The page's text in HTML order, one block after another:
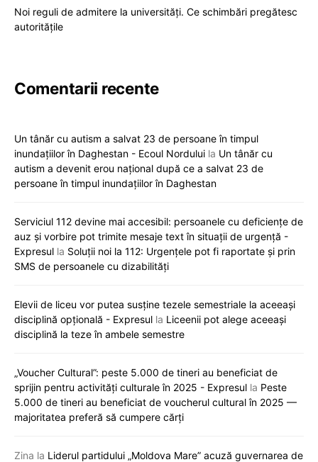
Noi reguli de admitere la universități. Ce schimbări pregătesc
autoritățile
Comentarii recente
Un tânăr cu autism a salvat 23 de persoane în timpul
inundațiilor în Daghestan - Ecoul Nordului la Un tânăr cu
autism a devenit erou național după ce a salvat 23 de
persoane în timpul inundațiilor în Daghestan
Serviciul 112 devine mai accesibil: persoanele cu deficiențe de
auz și vorbire pot trimite mesaje text în situații de urgență -
Expresul la Soluții noi la 112: Urgențele pot fi raportate și prin
SMS de persoanele cu dizabilități
Elevii de liceu vor putea susține tezele semestriale la aceeași
disciplină opțională - Expresul la Liceenii pot alege aceeași
disciplină la teze în ambele semestre
„Voucher Cultural”: peste 5.000 de tineri au beneficiat de
sprijin pentru activități culturale în 2025 - Expresul la Peste
5.000 de tineri au beneficiat de voucherul cultural în 2025 —
majoritatea preferă să cumpere cărți
Zina la Liderul partidului „Moldova Mare” acuză guvernarea de